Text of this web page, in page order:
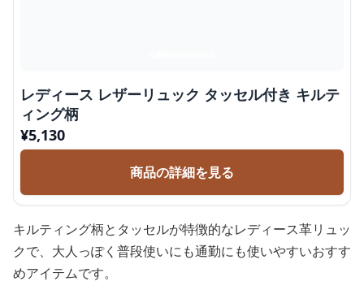
レディース レザーリュック タッセル付き キルテ
ィング柄
¥5,130
商品の詳細を見る
キルティング柄とタッセルが特徴的なレディース革リュッ
クで、大人っぽく普段使いにも通勤にも使いやすいおすす
めアイテムです。